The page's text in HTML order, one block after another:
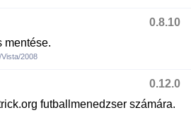
0.8.10
mentése.
2008
0.12.0
futballmenedzser számára.